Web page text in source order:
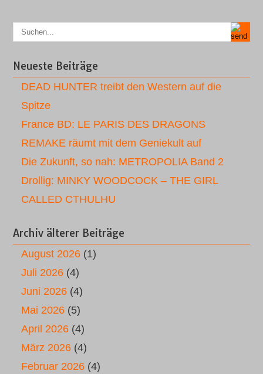
Neueste Beiträge
DEAD HUNTER treibt den Western auf die
Spitze
France BD: LE PARIS DES DRAGONS
REMAKE räumt mit dem Geniekult auf
Die Zukunft, so nah: METROPOLIA Band 2
Drollig: MINKY WOODCOCK – THE GIRL
CALLED CTHULHU
Archiv älterer Beiträge
August 2026 (1)
Juli 2026 (4)
Juni 2026 (4)
Mai 2026 (5)
April 2026 (4)
März 2026 (4)
Februar 2026 (4)